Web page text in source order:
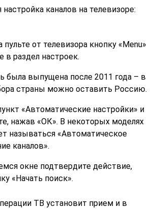
каналов на телевизоре:
от телевизора кнопку «Menu»
в раздел настроек.
была выпущена после 2011 года – в
страны можно оставить Россию.
«Автоматические настройки» и
нажав «ОК». В некоторых моделях
называться «Автоматическое
каналов».
окне подтвердите действие,
«Начать поиск».
ТВ установит прием и в